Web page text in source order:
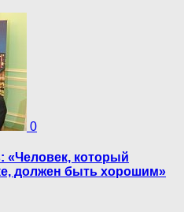
0
«Человек, который
должен быть хорошим»